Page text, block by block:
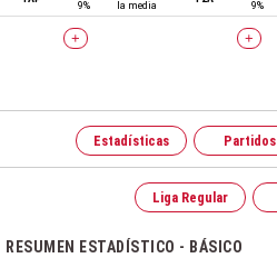
9%
la media
+
9%
+
Estadísticas Partidos
Liga Regular
RESUMEN ESTADÍSTICO - BÁSICO